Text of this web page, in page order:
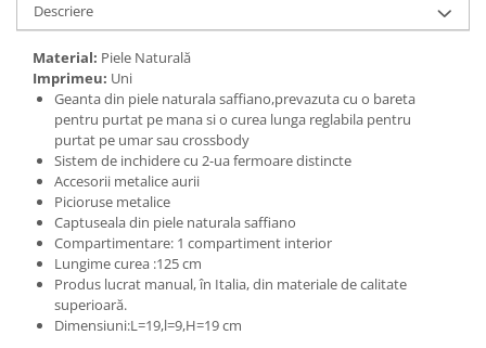
Descriere
Material: Piele Naturală
Imprimeu: Uni
Geanta din piele naturala saffiano,prevazuta cu o bareta
pentru purtat pe mana si o curea lunga reglabila pentru
purtat pe umar sau crossbody
Sistem de inchidere cu 2-ua fermoare distincte
Accesorii metalice aurii
Picioruse metalice
Captuseala din piele naturala saffiano
Compartimentare: 1 compartiment interior
Lungime curea :125 cm
Produs lucrat manual, în Italia, din materiale de calitate
superioară.
Dimensiuni:L=19,l=9,H=19 cm